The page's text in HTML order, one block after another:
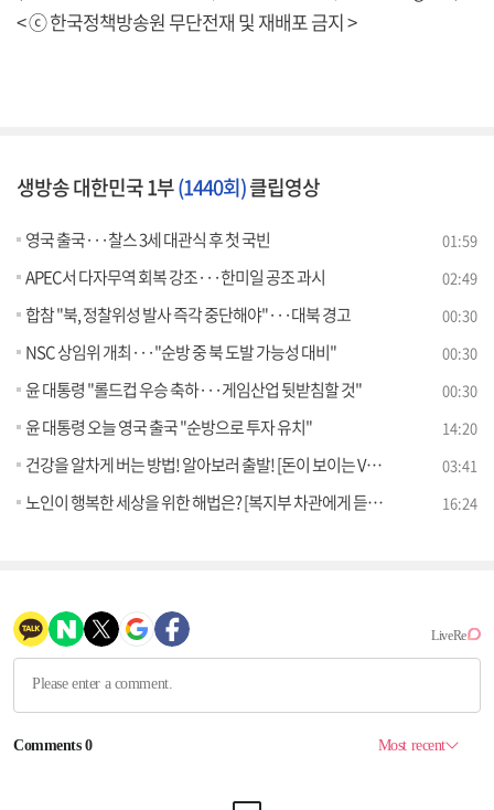
< ⓒ 한국정책방송원 무단전재 및 재배포 금지 >
생방송 대한민국 1부(1440회)클립영상
영국 출국···찰스 3세 대관식 후 첫 국빈 01:59
APEC서 다자무역 회복 강조···한미일 공조 과시 02:49
합참 "북, 정찰위성 발사 즉각 중단해야"···대북 경고 00:30
NSC 상임위 개최···"순방 중 북 도발 가능성 대비" 00:30
윤 대통령 "롤드컵 우승 축하···게임산업 뒷받침할 것" 00:30
윤 대통령 오늘 영국 출국 "순방으로 투자 유치" 14:20
건강을 알차게 버는 방법! 알아보러 출발! [돈이 보이는 VCR] 03:41
노인이 행복한 세상을 위한 해법은? [복지부 차관에게 듣는다 저출산 고령화 해법] 16:24